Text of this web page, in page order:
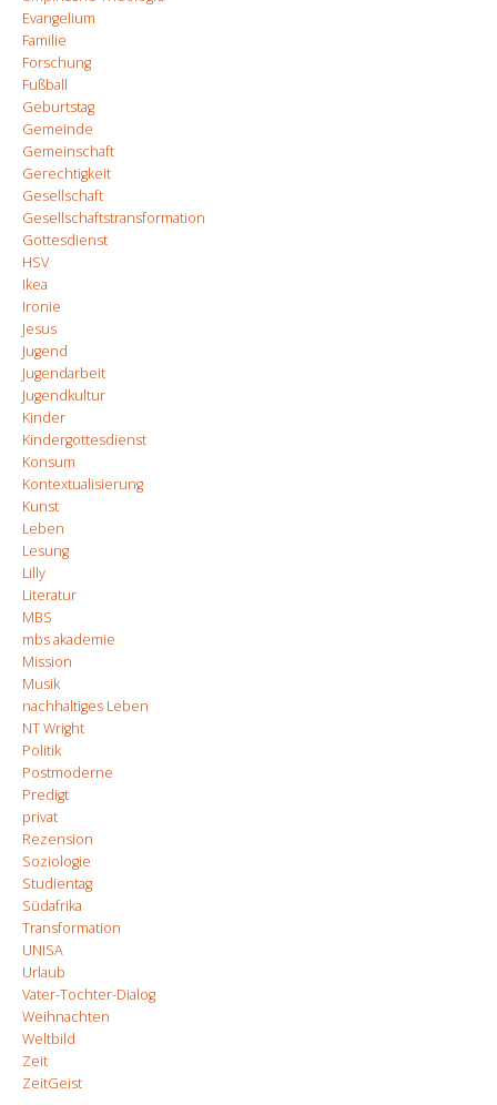
Evangelium
Familie
Forschung
Fußball
Geburtstag
Gemeinde
Gemeinschaft
Gerechtigkeit
Gesellschaft
Gesellschaftstransformation
Gottesdienst
HSV
Ikea
Ironie
Jesus
Jugend
Jugendarbeit
Jugendkultur
Kinder
Kindergottesdienst
Konsum
Kontextualisierung
Kunst
Leben
Lesung
Lilly
Literatur
MBS
mbs akademie
Mission
Musik
nachhaltiges Leben
NT Wright
Politik
Postmoderne
Predigt
privat
Rezension
Soziologie
Studientag
Südafrika
Transformation
UNISA
Urlaub
Vater-Tochter-Dialog
Weihnachten
Weltbild
Zeit
ZeitGeist